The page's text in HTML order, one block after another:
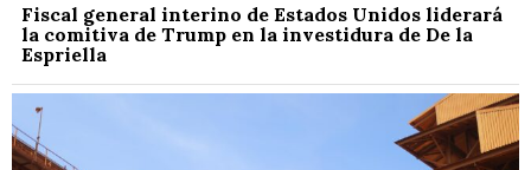
Fiscal general interino de Estados Unidos liderará
la comitiva de Trump en la investidura de De la
Espriella